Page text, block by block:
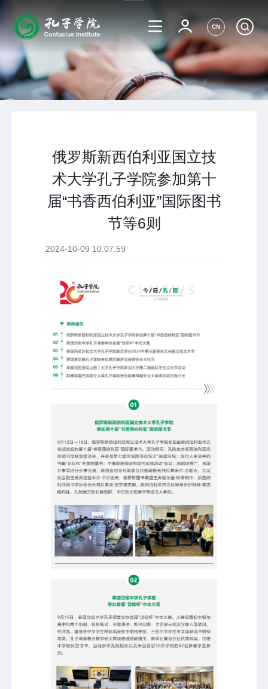
CN
俄罗斯新西伯利亚国立技
术大学孔子学院参加第十
届“书香西伯利亚”国际图书
节等6则
2024-10-09 10:07:59